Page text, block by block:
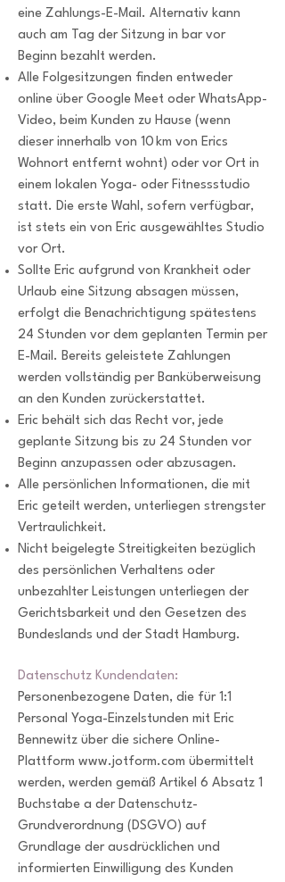
eine Zahlungs-E-Mail. Alternativ kann
auch am Tag der Sitzung in bar vor
Beginn bezahlt werden.
Alle Folgesitzungen finden entweder
online über Google Meet oder WhatsApp-
Video, beim Kunden zu Hause (wenn
dieser innerhalb von 10 km von Erics
Wohnort entfernt wohnt) oder vor Ort in
einem lokalen Yoga- oder Fitnessstudio
statt. Die erste Wahl, sofern verfügbar,
ist stets ein von Eric ausgewähltes Studio
vor Ort.
Sollte Eric aufgrund von Krankheit oder
Urlaub eine Sitzung absagen müssen,
erfolgt die Benachrichtigung spätestens
24 Stunden vor dem geplanten Termin per
E-Mail. Bereits geleistete Zahlungen
werden vollständig per Banküberweisung
an den Kunden zurückerstattet.
Eric behält sich das Recht vor, jede
geplante Sitzung bis zu 24 Stunden vor
Beginn anzupassen oder abzusagen.
Alle persönlichen Informationen, die mit
Eric geteilt werden, unterliegen strengster
Vertraulichkeit.
Nicht beigelegte Streitigkeiten bezüglich
des persönlichen Verhaltens oder
unbezahlter Leistungen unterliegen der
Gerichtsbarkeit und den Gesetzen des
Bundeslands und der Stadt Hamburg.
Datenschutz Kundendaten:
Personenbezogene Daten, die für 1:1
Personal Yoga-Einzelstunden mit Eric
Bennewitz über die sichere Online-
Plattform www.jotform.com übermittelt
werden, werden gemäß Artikel 6 Absatz 1
Buchstabe a der Datenschutz-
Grundverordnung (DSGVO) auf
Grundlage der ausdrücklichen und
informierten Einwilligung des Kunden